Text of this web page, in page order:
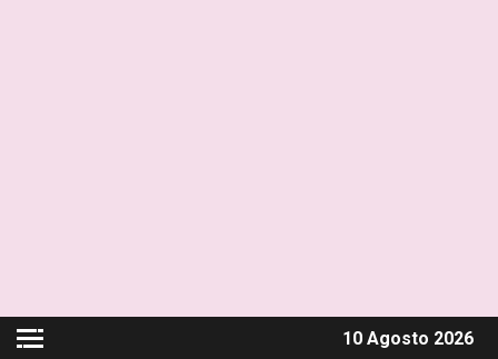
10 Agosto 2026